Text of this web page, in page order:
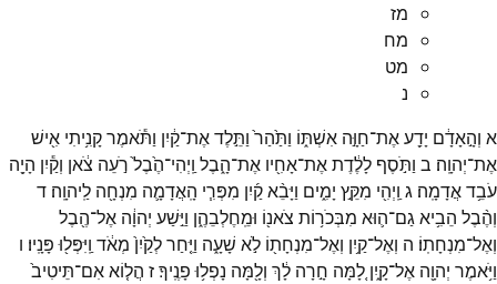
מז
מח
מט
נ
א וְהָ֣אָדָ֔ם יָדַ֖עאֶת־חַוָּ֣ה אִשְׁתּ֑וֹ וַתַּ֙הַר֙ וַתֵּ֣לֶדאֶת־קַ֔יִן וַתֹּ֕אמֶרקָנִ֥יתִי אִ֖ישׁ
אֶת־יְהוָֽה׃ ב וַתֹּ֣סֶף לָלֶ֔דֶתאֶת־אָחִ֖יו אֶת־הָ֑בֶל וַֽיְהִי־הֶ֙בֶל֙ רֹ֣עֵה צֹ֔אן וְקַ֕יִן הָיָ֖ה
עֹבֵ֥דאֲדָמָֽה׃ ג וַֽיְהִ֖י מִקֵּ֣ץ יָמִ֑ים וַיָּבֵ֨אקַ֜יִן מִפְּרִ֧י הָֽאֲדָמָ֛ה מִנְחָ֖ה לַֽיהוָֽה׃ ד
וְהֶ֨בֶל הֵבִ֥יאגַם־ה֛וּא מִבְּכֹר֥וֹת צֹאנ֖וֹ וּמֵֽחֶלְבֵהֶ֑ן וַיִּ֣שַׁע יְהוָ֔ה אֶל־הֶ֖בֶל
וְאֶל־מִנְחָתֽוֹ׃ ה וְאֶל־קַ֥יִן וְאֶל־מִנְחָת֖וֹ לֹ֣א שָׁעָ֑ה וַיִּ֤חַרלְקַ֙יִן֙ מְאֹ֔ד וַֽיִּפְּל֖וּ פָּנָֽיו׃ ו
וַיֹּ֥אמֶר יְהוָ֖ה אֶל־קָ֑יִן לָ֚מָּה חָ֣רָה לָ֔ךְ וְלָ֖מָּה נָפְל֥וּ פָנֶֽיךָ׃ז הֲל֤וֹאאִם־תֵּיטִיב֙